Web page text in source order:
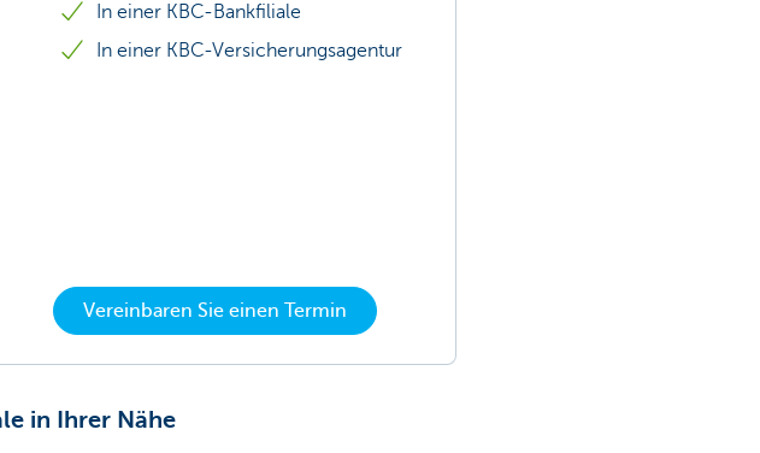
In einer KBC-Bankfiliale
In einer KBC-Versicherungsagentur
Vereinbaren Sie einen Termin
in Ihrer Nähe